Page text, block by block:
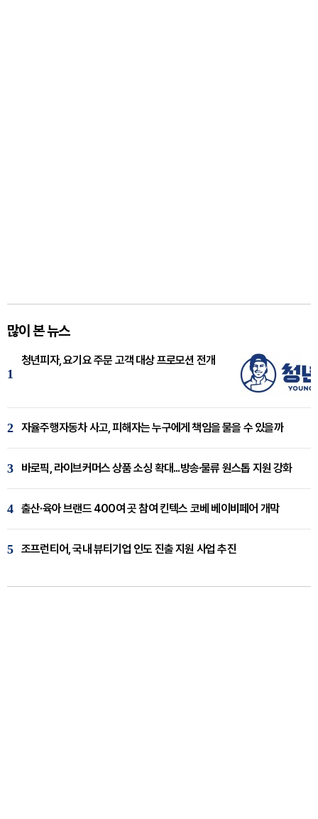
많이 본 뉴스
1
청년피자, 요기요 주문 고객 대상 프로모션 전개
2 자율주행자동차 사고, 피해자는 누구에게 책임을 물을 수 있을까
3 바로픽, 라이브커머스 상품 소싱 확대...방송·물류 원스톱 지원 강화
4 출산·육아 브랜드 400여 곳 참여 킨텍스 코베 베이비페어 개막
5 조프런티어, 국내 뷰티기업 인도 진출 지원 사업 추진